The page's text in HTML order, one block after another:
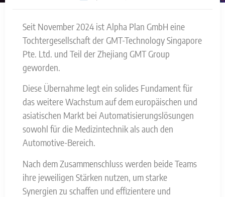
Seit November 2024 ist Alpha Plan GmbH eine
Tochtergesellschaft der GMT-Technology Singapore
Pte. Ltd. und Teil der Zhejiang GMT Group
geworden.
Diese Übernahme legt ein solides Fundament für
das weitere Wachstum auf dem europäischen und
asiatischen Markt bei Automatisierungslösungen
sowohl für die Medizintechnik als auch den
Automotive-Bereich.
Nach dem Zusammenschluss werden beide Teams
ihre jeweiligen Stärken nutzen, um starke
Synergien zu schaffen und effizientere und